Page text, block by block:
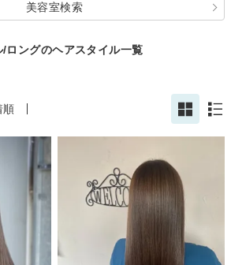
美容室検索
ロングのヘアスタイル一覧
順